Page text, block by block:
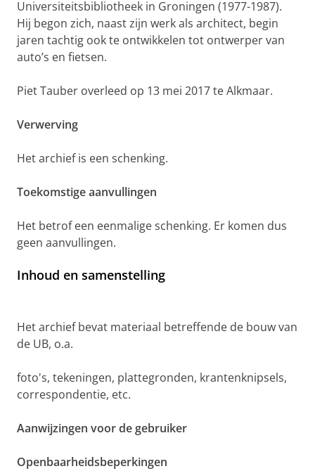
Universiteitsbibliotheek in Groningen (1977-1987).
Hij begon zich, naast zijn werk als architect, begin
jaren tachtig ook te ontwikkelen tot ontwerper van
auto’s en fietsen.
Piet Tauber overleed op 13 mei 2017 te Alkmaar.
Verwerving
Het archief is een schenking.
Toekomstige aanvullingen
Het betrof een eenmalige schenking. Er komen dus
geen aanvullingen.
Inhoud en samenstelling
Het archief bevat materiaal betreffende de bouw van
de UB, o.a.
foto's, tekeningen, plattegronden, krantenknipsels,
correspondentie, etc.
Aanwijzingen voor de gebruiker
Openbaarheidsbeperkingen